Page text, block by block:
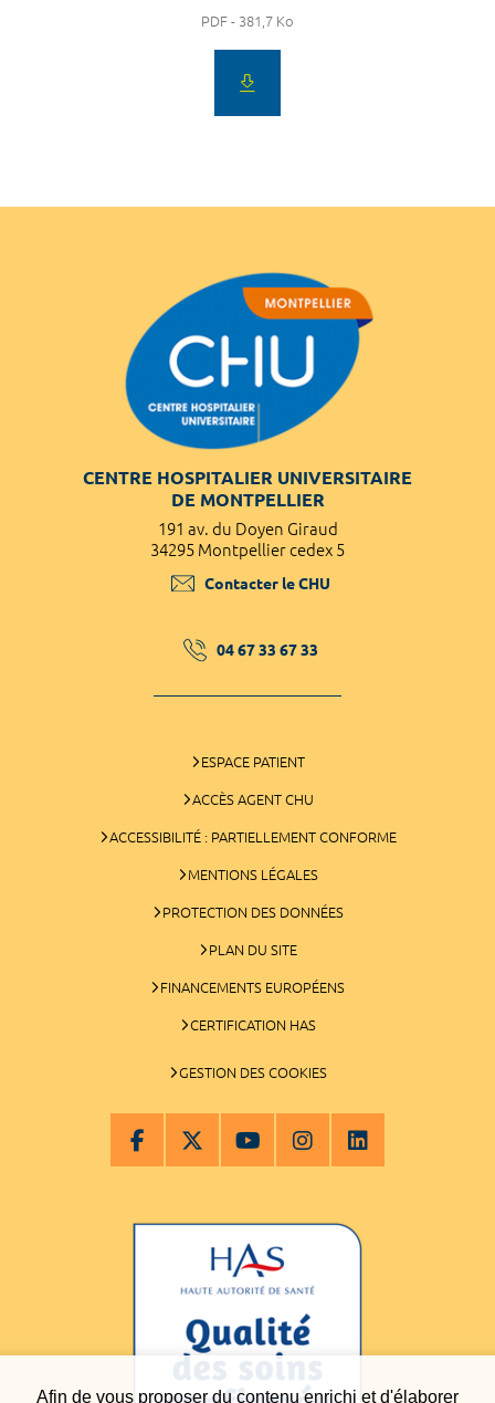
Afin de vous proposer du contenu enrichi et d'élaborer
PDF - 381,7 Ko
CENTRE HOSPITALIER UNIVERSITAIRE
DE MONTPELLIER
191 av. du Doyen Giraud
34295 Montpellier cedex 5
Contacter le CHU
04 67 33 67 33
ESPACE PATIENT
ACCÈS AGENT CHU
ACCESSIBILITÉ : PARTIELLEMENT CONFORME
MENTIONS LÉGALES
PROTECTION DES DONNÉES
PLAN DU SITE
FINANCEMENTS EUROPÉENS
CERTIFICATION HAS
GESTION DES COOKIES